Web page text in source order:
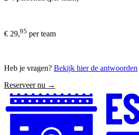
€ 29,95 per team
Heb je vragen? Bekijk hier de antwoorden
Reserveer nu →